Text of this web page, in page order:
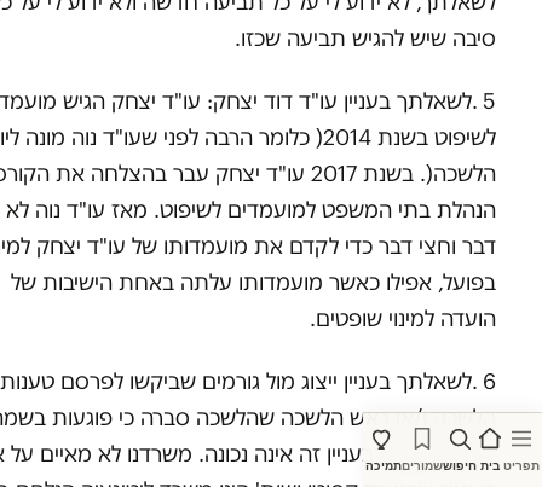
תפריט בית חיפוששמוריםתמיכה
סיבה שיש להגיש תביעה שכזו.
5 .לשאלתך בעניין עו"ד דוד יצחק: עו"ד יצחק הגיש
לשיפוט בשנת 2014( כלומר הרבה לפני שעו"ד נוה מונה
הלשכה(. בשנת 2017 עו"ד יצחק עבר בהצלחה את
הנהלת בתי המשפט למועמדים לשיפוט. מאז עו"ד נוה
דבר וחצי דבר כדי לקדם את מועמדותו של עו"ד יצחק
בפועל, אפילו כאשר מועמדותו עלתה באחת הישיבות של
הועדה למינוי שופטים.
6 .לשאלתך בעניין ייצוג מול גורמים שביקשו לפרסם
הלשכה ו/או ראש הלשכה שהלשכה סברה כי פוגעות
הטוב: טענתך בעניין זה אינה נכונה. משרדנו לא מאיים על